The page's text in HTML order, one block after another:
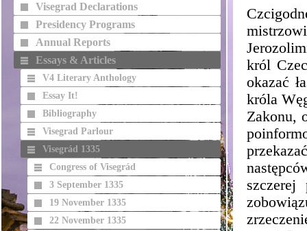
Visegrad Declarations
Presidency Programs
Annual Reports
Essays & Articles
V4 Literary Anthology
Essay It!
Bibliography
Visegrad Parlour
Visegrád 1335
Congress of Visegrád
3 September 1335
19 November 1335
22 November 1335
król
okazać
króla
Zakonu,